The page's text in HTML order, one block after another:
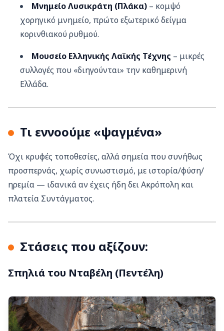
Μνημείο Λυσικράτη (Πλάκα) – κομψό
χορηγικό μνημείο, πρώτο εξωτερικό δείγμα
κορινθιακού ρυθμού.
Μουσείο Ελληνικής Λαϊκής Τέχνης – μικρές
συλλογές που «διηγούνται» την καθημερινή
Ελλάδα.
Τι εννοούμε «ψαγμένα»
Όχι κρυφές τοποθεσίες, αλλά σημεία που συνήθως
προσπερνάς, χωρίς συνωστισμό, με ιστορία/φύση/
ηρεμία — ιδανικά αν έχεις ήδη δει Ακρόπολη και
πλατεία Συντάγματος.
Στάσεις που αξίζουν:
Σπηλιά του Νταβέλη (Πεντέλη)